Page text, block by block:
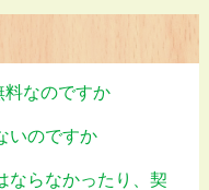
料なのですか
いのですか
ならなかったり、契